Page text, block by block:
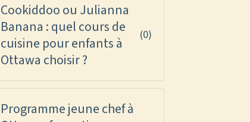
Cookiddoo ou Julianna
Banana : quel cours de
cuisine pour enfants à
Ottawa choisir ?
(0)
Programme jeune chef à